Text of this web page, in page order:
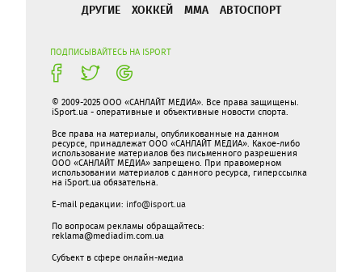
ДРУГИЕ
ХОККЕЙ ММА АВТОСПОРТ
ПОДПИСЫВАЙТЕСЬ НА ISPORT
© 2009-2025 ООО «САНЛАЙТ МЕДИА». Все права защищены.
iSport.ua - оперативные и объективные новости спорта.
Все права на материалы, опубликованные на данном
ресурсе, принадлежат ООО «САНЛАЙТ МЕДИА». Какое-либо
использование материалов без письменного разрешения
ООО «САНЛАЙТ МЕДИА» запрещено. При правомерном
использовании материалов с данного ресурса, гиперссылка
на iSport.ua обязательна.
E-mail редакции: info@isport.ua
По вопросам рекламы обращайтесь:
reklama@mediadim.com.ua
Субъект в сфере онлайн-медиа